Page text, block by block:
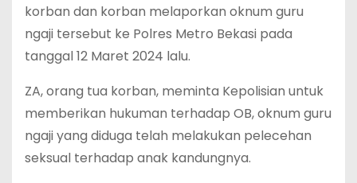
korban dan korban melaporkan oknum guru
ngaji tersebut ke Polres Metro Bekasi pada
tanggal 12 Maret 2024 lalu.
ZA, orang tua korban, meminta Kepolisian untuk
memberikan hukuman terhadap OB, oknum guru
ngaji yang diduga telah melakukan pelecehan
seksual terhadap anak kandungnya.